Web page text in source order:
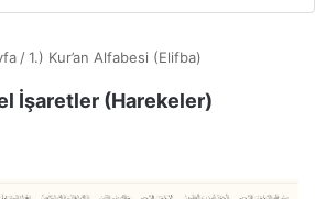
/ 1.) Kur’an Alfabesi (Elifba)
İşaretler (Harekeler)